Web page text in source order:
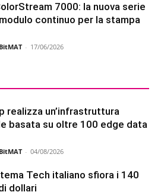
7000: la nuova serie
continuo per la stampa
- 17/06/2026
realizza un’infrastruttura
basata su oltre 100 edge data
- 04/08/2026
Tech italiano sfiora i 140
dollari